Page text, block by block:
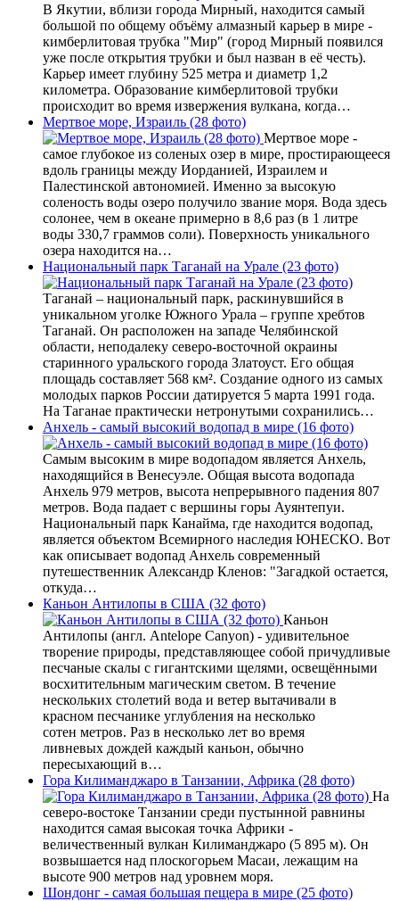
В Якутии, вблизи города Мирный, находится самый
большой по общему объёму алмазный карьер в мире -
кимберлитовая трубка "Мир" (город Мирный появился
уже после открытия трубки и был назван в её честь).
Карьер имеет глубину 525 метра и диаметр 1,2
километра. Образование кимберлитовой трубки
происходит во время извержения вулкана, когда…
Мертвое море, Израиль (28 фото)
Мертвое море -
самое глубокое из соленых озер в мире, простирающееся
вдоль границы между Иорданией, Израилем и
Палестинской автономией. Именно за высокую
соленость воды озеро получило звание моря. Вода здесь
солонее, чем в океане примерно в 8,6 раз (в 1 литре
воды 330,7 граммов соли). Поверхность уникального
озера находится на…
Национальный парк Таганай на Урале (23 фото)
Таганай – национальный парк, раскинувшийся в
уникальном уголке Южного Урала – группе хребтов
Таганай. Он расположен на западе Челябинской
области, неподалеку северо-восточной окраины
старинного уральского города Златоуст. Его общая
площадь составляет 568 км². Создание одного из самых
молодых парков России датируется 5 марта 1991 года.
На Таганае практически нетронутыми сохранились…
Анхель - самый высокий водопад в мире (16 фото)
Самым высоким в мире водопадом является Анхель,
находящийся в Венесуэле. Общая высота водопада
Анхель 979 метров, высота непрерывного падения 807
метров. Вода падает с вершины горы Ауянтепуи.
Национальный парк Канайма, где находится водопад,
является объектом Всемирного наследия ЮНЕСКО. Вот
как описывает водопад Анхель современный
путешественник Александр Кленов: "Загадкой остается,
откуда…
Каньон Антилопы в США (32 фото)
Каньон
Антилопы (англ. Antelope Canyon) - удивительное
творение природы, представляющее собой причудливые
песчаные скалы с гигантскими щелями, освещёнными
восхитительным магическим светом. В течение
нескольких столетий вода и ветер вытачивали в
красном песчанике углубления на несколько
сотен метров. Раз в несколько лет во время
ливневых дождей каждый каньон, обычно
пересыхающий в…
Гора Килиманджаро в Танзании, Африка (28 фото)
На
северо-востоке Танзании среди пустынной равнины
находится самая высокая точка Африки -
величественный вулкан Килиманджаро (5 895 м). Он
возвышается над плоскогорьем Масаи, лежащим на
высоте 900 метров над уровнем моря.
Шондонг - самая большая пещера в мире (25 фото)